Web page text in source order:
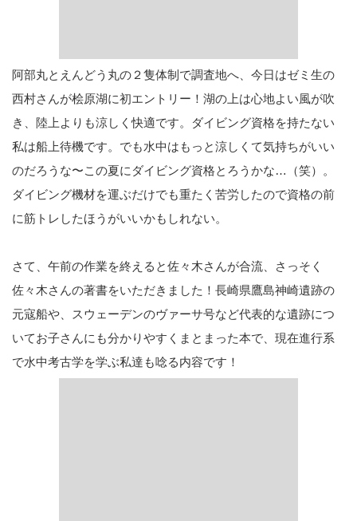
阿部丸とえんどう丸の２隻体制で調査地へ、今日はゼミ生の
西村さんが桧原湖に初エントリー！湖の上は心地よい風が吹
き、陸上よりも涼しく快適です。ダイビング資格を持たない
私は船上待機です。でも水中はもっと涼しくて気持ちがいい
のだろうな〜この夏にダイビング資格とろうかな…（笑）。
ダイビング機材を運ぶだけでも重たく苦労したので資格の前
に筋トレしたほうがいいかもしれない。
さて、午前の作業を終えると佐々木さんが合流、さっそく
佐々木さんの著書をいただきました！長崎県鷹島神崎遺跡の
元寇船や、スウェーデンのヴァーサ号など代表的な遺跡につ
いてお子さんにも分かりやすくまとまった本で、現在進行系
で水中考古学を学ぶ私達も唸る内容です！